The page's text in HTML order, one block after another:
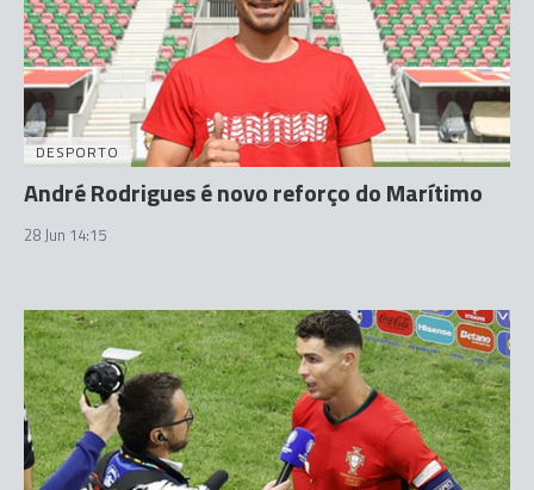
DESPORTO
André Rodrigues é novo reforço do Marítimo
28 Jun 14:15